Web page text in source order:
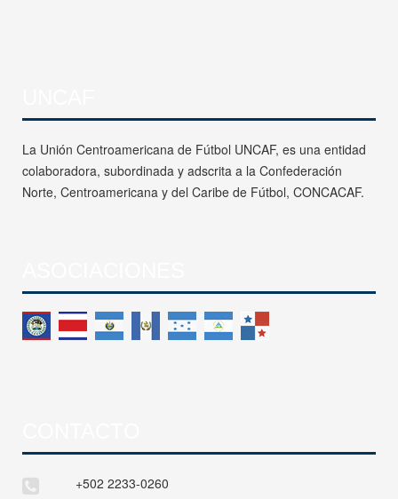
La Unión Centroamericana de Fútbol UNCAF, es una entidad
colaboradora, subordinada y adscrita a la Confederación
Norte, Centroamericana y del Caribe de Fútbol, CONCACAF.
+502 2233-0260